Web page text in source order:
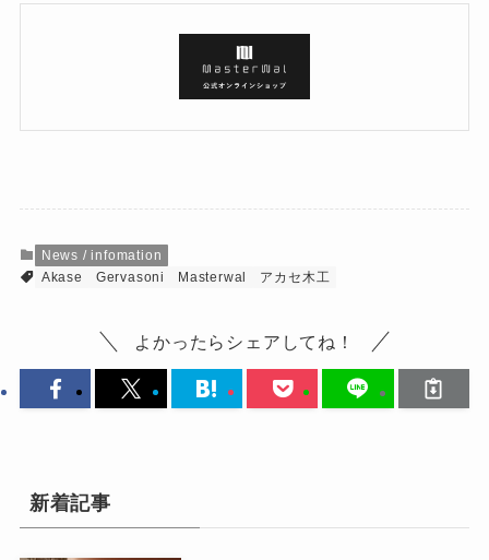
News / infomation
Akase
Gervasoni Masterwal アカセ木工
よかったらシェアしてね！
新着記事